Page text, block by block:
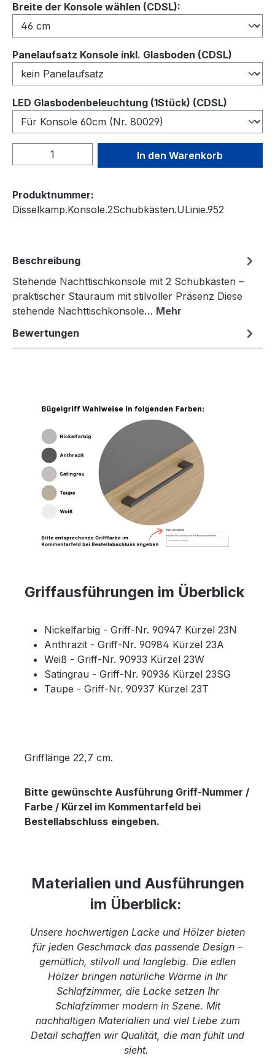
Breite der Konsole wählen (CDSL):
Panelaufsatz Konsole inkl. Glasboden (CDSL)
LED Glasbodenbeleuchtung (1Stück) (CDSL)
Produkt Anzahl: Gib denIn den Warenkorb
Produktnummer:
Disselkamp.Konsole.2Schubkästen.ULinie.952
Beschreibung
Stehende Nachttischkonsole mit 2 Schubkästen –
praktischer Stauraum mit stilvoller Präsenz Diese
stehende Nachttischkonsole… Mehr
Bewertungen
Griffausführungen im Überblick
Nickelfarbig - Griff-Nr. 90947 Kürzel 23N
Anthrazit - Griff-Nr. 90984 Kürzel 23A
Weiß - Griff-Nr. 90933 Kürzel 23W
Satingrau - Griff-Nr. 90936 Kürzel 23SG
Taupe - Griff-Nr. 90937 Kürzel 23T
Grifflänge 22,7 cm.
Bitte gewünschte Ausführung Griff-Nummer /
Farbe / Kürzel im Kommentarfeld bei
Bestellabschluss eingeben.
Materialien und Ausführungen
im Überblick:
Unsere hochwertigen Lacke und Hölzer bieten
für jeden Geschmack das passende Design –
gemütlich, stilvoll und langlebig. Die edlen
Hölzer bringen natürliche Wärme in Ihr
Schlafzimmer, die Lacke setzen Ihr
Schlafzimmer modern in Szene. Mit
nachhaltigen Materialien und viel Liebe zum
Detail schaffen wir Qualität, die man fühlt und
sieht.